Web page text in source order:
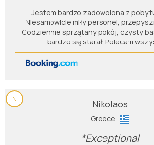
Jestem bardzo zadowolona z
Niesamowicie miły personel,
Codziennie sprzątany pokój, czysty
bardzo się starał. Polecam
N Nikolaos
Greece
*Exceptional